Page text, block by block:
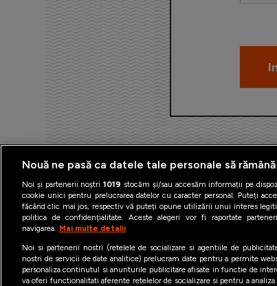
Nouă ne pasă ca datele tale personale să
Noi și partenerii noștri1019 stocăm și/sau accesăm informații pe
cookie unici pentru prelucrarea datelor cu caracter personal. Puteți
făcând clic mai jos, respectiv vă puteți opune utilizării unui interes
politica de confidențialitate. Aceste alegeri vor fi raportate
navigarea. Mai multe detalii
Noi si partenerii nostri (retelele de socializare si agentiile de
nostri de servicii de date analitice) prelucram date pentru a permite
personaliza continutul si anunturile publicitare afisate in functie de
va oferi functionalitati aferente retelelor de socializare si pentru a